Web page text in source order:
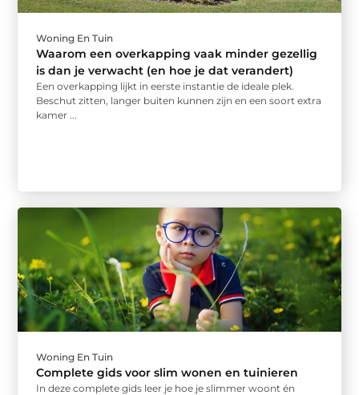
Woning En Tuin
Waarom een overkapping vaak minder gezellig
is dan je verwacht (en hoe je dat verandert)
Een overkapping lijkt in eerste instantie de ideale plek.
Beschut zitten, langer buiten kunnen zijn en een soort extra
kamer ...
Woning En Tuin
Complete gids voor slim wonen en tuinieren
In deze complete gids leer je hoe je slimmer woont én